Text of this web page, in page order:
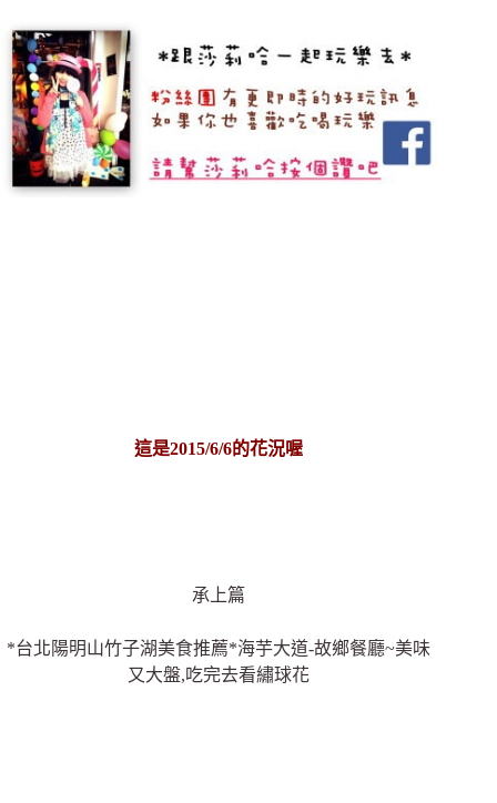
這是2015/6/6的花況喔
承上篇
*台北陽明山竹子湖美食推薦*海芋大道-故鄉餐廳~美味
又大盤,吃完去看繡球花